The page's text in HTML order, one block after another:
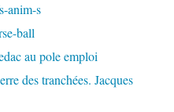
anim-s
ball
au pole emploi
des tranchées. Jacques